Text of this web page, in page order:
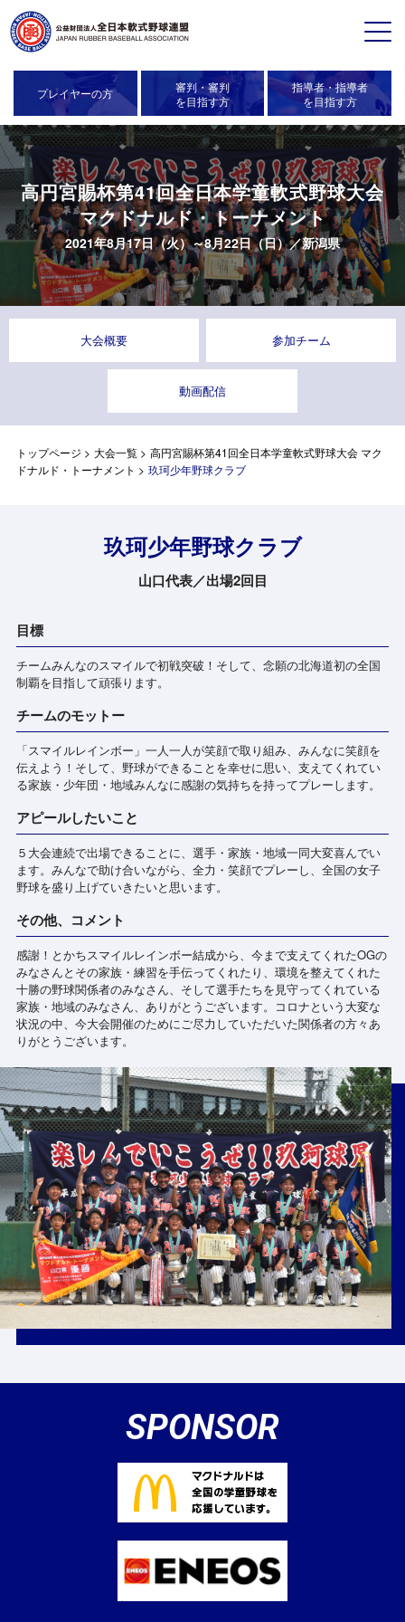
プレイヤーの方
審判・審判
を目指す方
指導者・指導者
を目指す方
高円宮賜杯第41回全日本学童軟式野球大会
マクドナルド・トーナメント
2021年8月17日（火）～8月22日（日）／新潟県
大会概要 参加チーム
動画配信
トップページ > 大会一覧> 高円宮賜杯第41回全日本学童軟式野球大会 マク
ドナルド・トーナメント > 玖珂少年野球クラブ
玖珂少年野球クラブ
山口代表／出場2回目
目標
チームみんなのスマイルで初戦突破！そして、念願の北海道初の全国
制覇を目指して頑張ります。
チームのモットー
「スマイルレインボー」一人一人が笑顔で取り組み、みんなに笑顔を
伝えよう！そして、野球ができることを幸せに思い、支えてくれてい
る家族・少年団・地域みんなに感謝の気持ちを持ってプレーします。
アピールしたいこと
５大会連続で出場できることに、選手・家族・地域一同大変喜んでい
ます。みんなで助け合いながら、全力・笑顔でプレーし、全国の女子
野球を盛り上げていきたいと思います。
その他、コメント
感謝！とかちスマイルレインボー結成から、今まで支えてくれたOGの
みなさんとその家族・練習を手伝ってくれたり、環境を整えてくれた
十勝の野球関係者のみなさん、そして選手たちを見守ってくれている
家族・地域のみなさん、ありがとうございます。コロナという大変な
状況の中、今大会開催のためにご尽力していただいた関係者の方々あ
りがとうございます。
SPONSOR